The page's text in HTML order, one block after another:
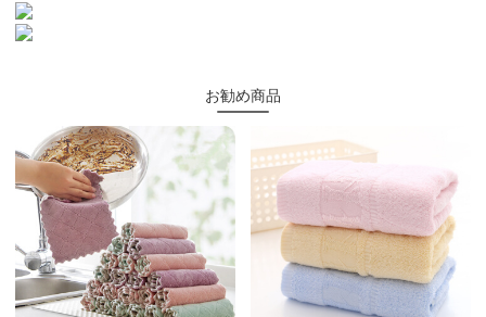
お勧め商品